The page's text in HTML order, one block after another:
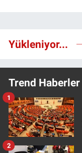
Yükleniyor...
Trend Haberler
1
2